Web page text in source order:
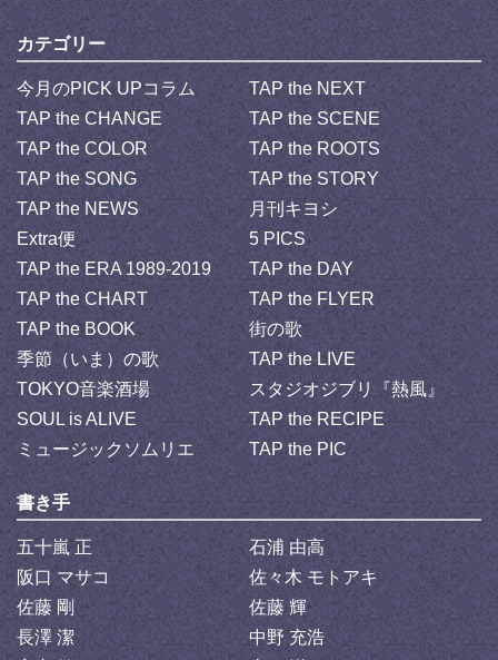
カテゴリー
今月のPICK UPコラム
TAP the NEXT
TAP the CHANGE
TAP the SCENE
TAP the COLOR
TAP the ROOTS
TAP the SONG
TAP the STORY
TAP the NEWS
月刊キヨシ
Extra便
5 PICS
TAP the ERA 1989-2019
TAP the DAY
TAP the CHART
TAP the FLYER
TAP the BOOK
街の歌
季節（いま）の歌
TAP the LIVE
TOKYO音楽酒場
スタジオジブリ『熱風』
SOUL is ALIVE
TAP the RECIPE
ミュージックソムリエ
TAP the PIC
書き手
五十嵐 正
石浦 由高
阪口 マサコ
佐々木 モトアキ
佐藤 剛
佐藤 輝
長澤 潔
中野 充浩